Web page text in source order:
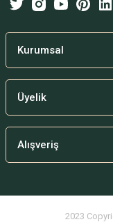
Bu ürüne benzer
Kurumsal
Üyelik
Alışveriş
2023